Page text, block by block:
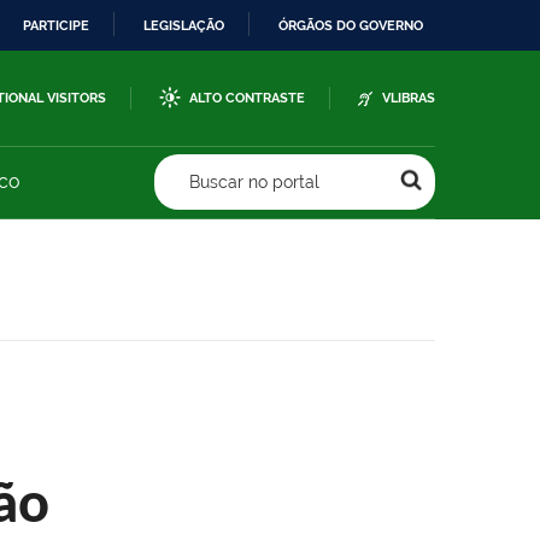
PARTICIPE LEGISLAÇÃO ÓRGÃOS DO GOVERNO
VISITORS ALTO CONTRASTE VLIBRAS
Buscar no portal